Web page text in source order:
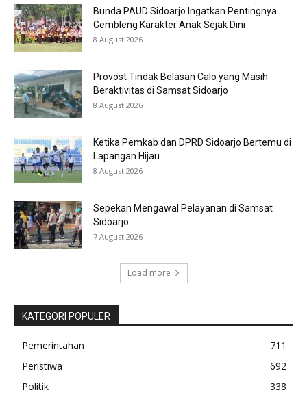
Bunda PAUD Sidoarjo Ingatkan Pentingnya
Gembleng Karakter Anak Sejak Dini
8 August 2026
Provost Tindak Belasan Calo yang Masih
Beraktivitas di Samsat Sidoarjo
8 August 2026
Ketika Pemkab dan DPRD Sidoarjo Bertemu di
Lapangan Hijau
8 August 2026
Sepekan Mengawal Pelayanan di Samsat
Sidoarjo
7 August 2026
Load more
KATEGORI POPULER
Pemerintahan
711
Peristiwa
692
Politik
338